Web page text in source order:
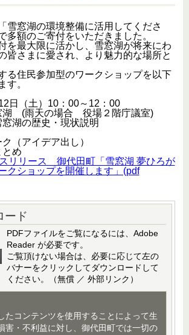
雪窓湖の環境整備に活用してくださ
多額のご寄付をいただきました。
を最大限に活かし、雪窓湖が将来にわ
皆さまに愛され、より魅力的な場所と
る住民参加型のワークショップを以下
す。
日（土）10：00～12：00
湖 (雨天の場合 役場２階庁議室)
の歴史・現状説明
（アイデア出し）
め
リリース 御代田町「雪窓湖 夢ひろが
クショップを開催します」(pdf
ード
PDFファイルをご覧になるには、Adobe
Reader が必要です。
ご覧頂けない場合は、必要に応じて左の
バナーをクリックしてダウンロードして
ください。（無償 ／ 外部リンク）
たコンテンツを使用することによって生
害・不利益に対し、御代田町では一切の